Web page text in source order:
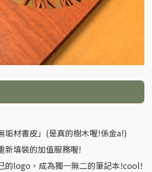
垢材書皮」(是真的樹木喔!係金a!)
新填裝的加值服務喔!
的logo，成為獨一無二的筆記本!cool!